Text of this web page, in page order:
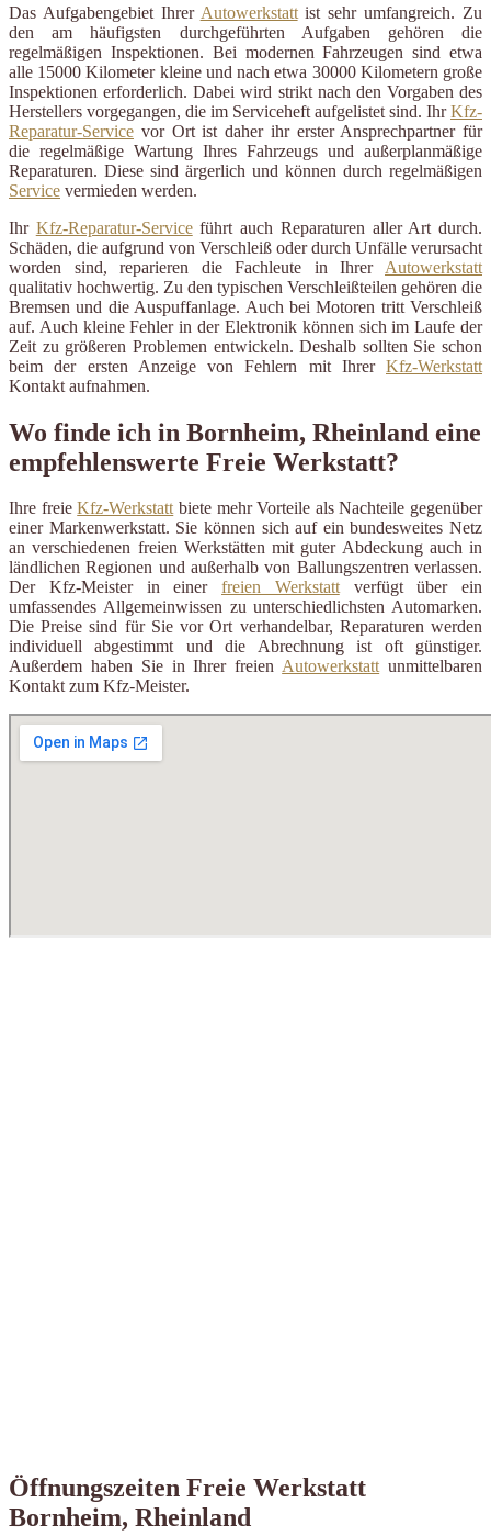
Das Aufgabengebiet Ihrer Autowerkstattist sehr umfangreich. Zu
den am häufigsten durchgeführten Aufgaben gehören die
regelmäßigen Inspektionen. Bei modernen Fahrzeugen sind etwa
alle 15000 Kilometer kleine und nach etwa 30000 Kilometern große
Inspektionen erforderlich. Dabei wird strikt nach den Vorgaben des
Herstellers vorgegangen, die im Serviceheft aufgelistet sind. IhrKfz-
Reparatur-Service vor Ort ist daher ihr erster Ansprechpartner für
die regelmäßige Wartung Ihres Fahrzeugs und außerplanmäßige
Reparaturen. Diese sind ärgerlich und können durch regelmäßigen
Service vermieden werden.
Ihr Kfz-Reparatur-Serviceführt auch Reparaturen aller Art durch.
Schäden, die aufgrund von Verschleiß oder durch Unfälle verursacht
worden sind, reparieren die Fachleute in Ihrer Autowerkstatt
qualitativ hochwertig. Zu den typischen Verschleißteilen gehören die
Bremsen und die Auspuffanlage. Auch bei Motoren tritt Verschleiß
auf. Auch kleine Fehler in der Elektronik können sich im Laufe der
Zeit zu größeren Problemen entwickeln. Deshalb sollten Sie schon
beim der ersten Anzeige von Fehlern mit Ihrer Kfz-Werkstatt
Kontakt aufnahmen.
Wo finde ich in Bornheim, Rheinland eine
empfehlenswerte Freie Werkstatt?
Ihre freieKfz-Werkstattbiete mehr Vorteile als Nachteile gegenüber
einer Markenwerkstatt. Sie können sich auf ein bundesweites Netz
an verschiedenen freien Werkstätten mit guter Abdeckung auch in
ländlichen Regionen und außerhalb von Ballungszentren verlassen.
Der Kfz-Meister in einer freien Werkstattverfügt über ein
umfassendes Allgemeinwissen zu unterschiedlichsten Automarken.
Die Preise sind für Sie vor Ort verhandelbar, Reparaturen werden
individuell abgestimmt und die Abrechnung ist oft günstiger.
Außerdem haben Sie in Ihrer freienAutowerkstattunmittelbaren
Kontakt zum Kfz-Meister.
Öffnungszeiten Freie Werkstatt
Bornheim, Rheinland